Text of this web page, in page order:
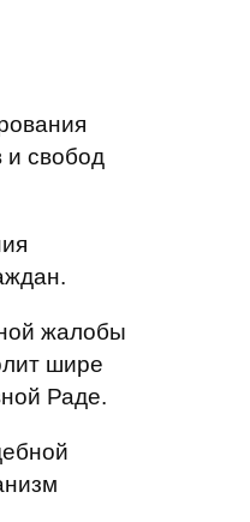
и свобод
жалобы
шире
Раде.